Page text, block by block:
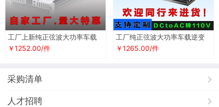
工厂上新纯正弦波大功率车载
逆变器12v24V48转220v电瓶
电源转换器
￥1252.00/件
工厂纯正弦波大功率车载逆变
器定制12v24V转110v240v太
阳能转换器
￥1265.00/件
采购清单
人才招聘